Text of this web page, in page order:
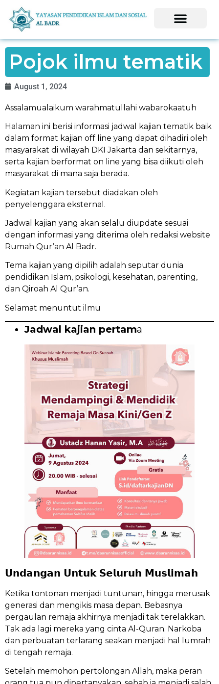
Pojok ilmu tematik
August 1, 2024
Assalamualaikum warahmatullahi wabarokaatuh
Halaman ini berisi informasi jadwal kajian tematik baik
dalam format kajian off line yang dapat dihadiri oleh
masyarakat di wilayah DKI Jakarta dan sekitarnya,
serta kajian berformat on line yang bisa diikuti oleh
masyarakat di mana saja berada.
Kegiatan kajian tersebut diadakan oleh
penyelenggara eksternal.
Jadwal kajian yang akan selalu diupdate sesuai
dengan informasi yang diterima oleh redaksi website
Rumah Qur’an Al Badr.
Tema kajian yang dipilih adalah seputar dunia
pendidikan Islam, psikologi, kesehatan, parenting,
dan Qiroah Al Qur’an.
Selamat menuntut ilmu
Jadwal kajian pertama
𝗨𝗻𝗱𝗮𝗻𝗴𝗮𝗻 𝗨𝗻𝘁𝘂𝗸 𝗦𝗲𝗹𝘂𝗿𝘂𝗵 𝗠𝘂𝘀𝗹𝗶𝗺𝗮𝗵
Ketika tontonan menjadi tuntunan, hingga merusak
generasi dan mengikis masa depan. Bebasnya
pergaulan remaja akhirnya menjadi tak terelakkan.
Tak ada lagi mereka yang cinta Al-Quran. Narkoba
dan perbuatan terlarang seakan menjadi hal lumrah
di tengah remaja.
Setelah memohon pertolongan Allah, maka peran